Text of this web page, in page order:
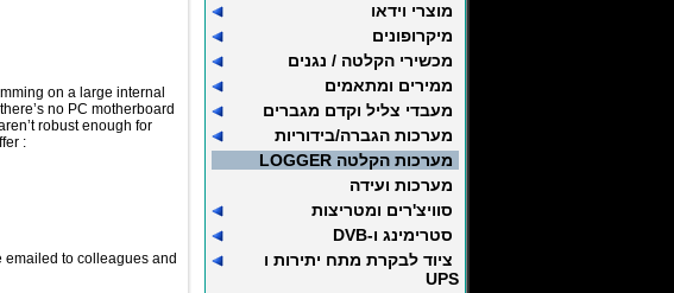
מוצרי וידאו
מיקרופונים
מכשירי הקלטה / נגנים
ממירים ומתאמים
מעבדי צליל וקדם מגברים
מערכות הגברה/בידוריות
מערכות הקלטה LOGGER
מערכות ועידה
סוויצ'רים ומטריצות
סטרימינג ו-DVB
ציוד לבקרת מתח יתירות ו
UPS
on a large internal
no PC motherboard
robust enough for
:
to colleagues and